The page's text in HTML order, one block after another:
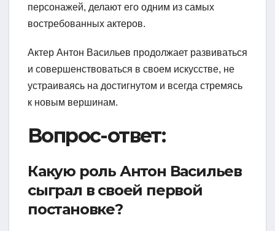
персонажей, делают его одним из самых
востребованных актеров.
Актер Антон Васильев продолжает развиваться
и совершенствоваться в своем искусстве, не
устраиваясь на достигнутом и всегда стремясь
к новым вершинам.
Вопрос-ответ:
Какую роль Антон Васильев
сыграл в своей первой
постановке?